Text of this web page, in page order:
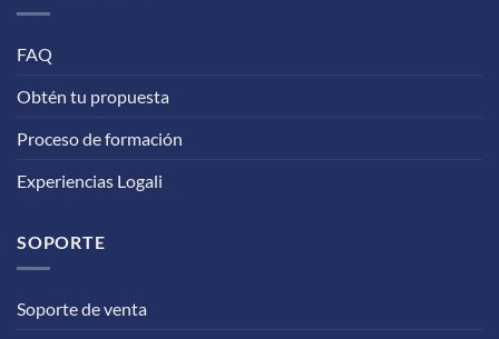
FAQ
Obtén tu propuesta
Proceso de formación
Experiencias Logali
SOPORTE
Soporte de venta